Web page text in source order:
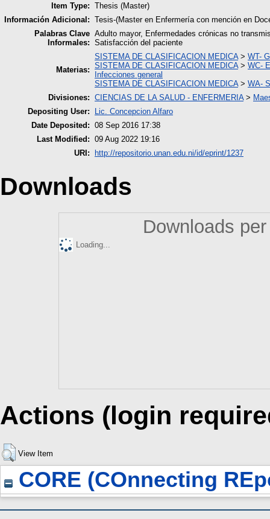
Item Type: Thesis (Master)
Información Adicional: Tesis-(Master en Enfermería con mención en
Palabras Clave
Informales:
Adulto mayor, Enfermedades crónicas no
Satisfacción del paciente
Materias:
SISTEMA DE CLASIFICACION MEDICA> WT-
SISTEMA DE CLASIFICACION MEDICA> WC-
Infecciones general
SISTEMA DE CLASIFICACION MEDICA> WA-
Divisiones: CIENCIAS DE LA SALUD - ENFERMERIA>
Depositing User:
Lic. Concepcion Alfaro
Date Deposited: 08 Sep 2016 17:38
Last Modified: 09 Aug 2022 19:16
URI:
http://repositorio.unan.edu.ni/id/eprint/1237
Downloads
Downloads
Loading...
Actions (login
View Item
CORE (COnnecting